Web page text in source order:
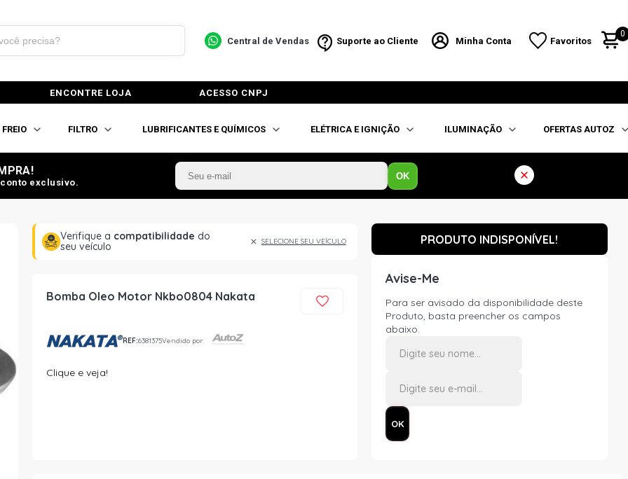
Central de Vendas Suporte ao Cliente Minha Conta Favoritos
0
ENCONTRE LOJA ACESSO CNPJ
FREIO FILTRO LUBRIFICANTES E QUÍMICOS ELÉTRICA E IGNIÇÃO ILUMINAÇÃO OFERTAS AUTOZ
exclusivo.
OK
Verifique a compatibilidade do
seu veículo
SELECIONE SEU VEÍCULO
Bomba Oleo Motor Nkbo0804 Nakata
REF:6381375Vendido por:
Clique e veja!
PRODUTO INDISPONÍVEL!
Avise-Me
Para ser avisado da disponibilidade deste
Produto, basta preencher os campos
abaixo.